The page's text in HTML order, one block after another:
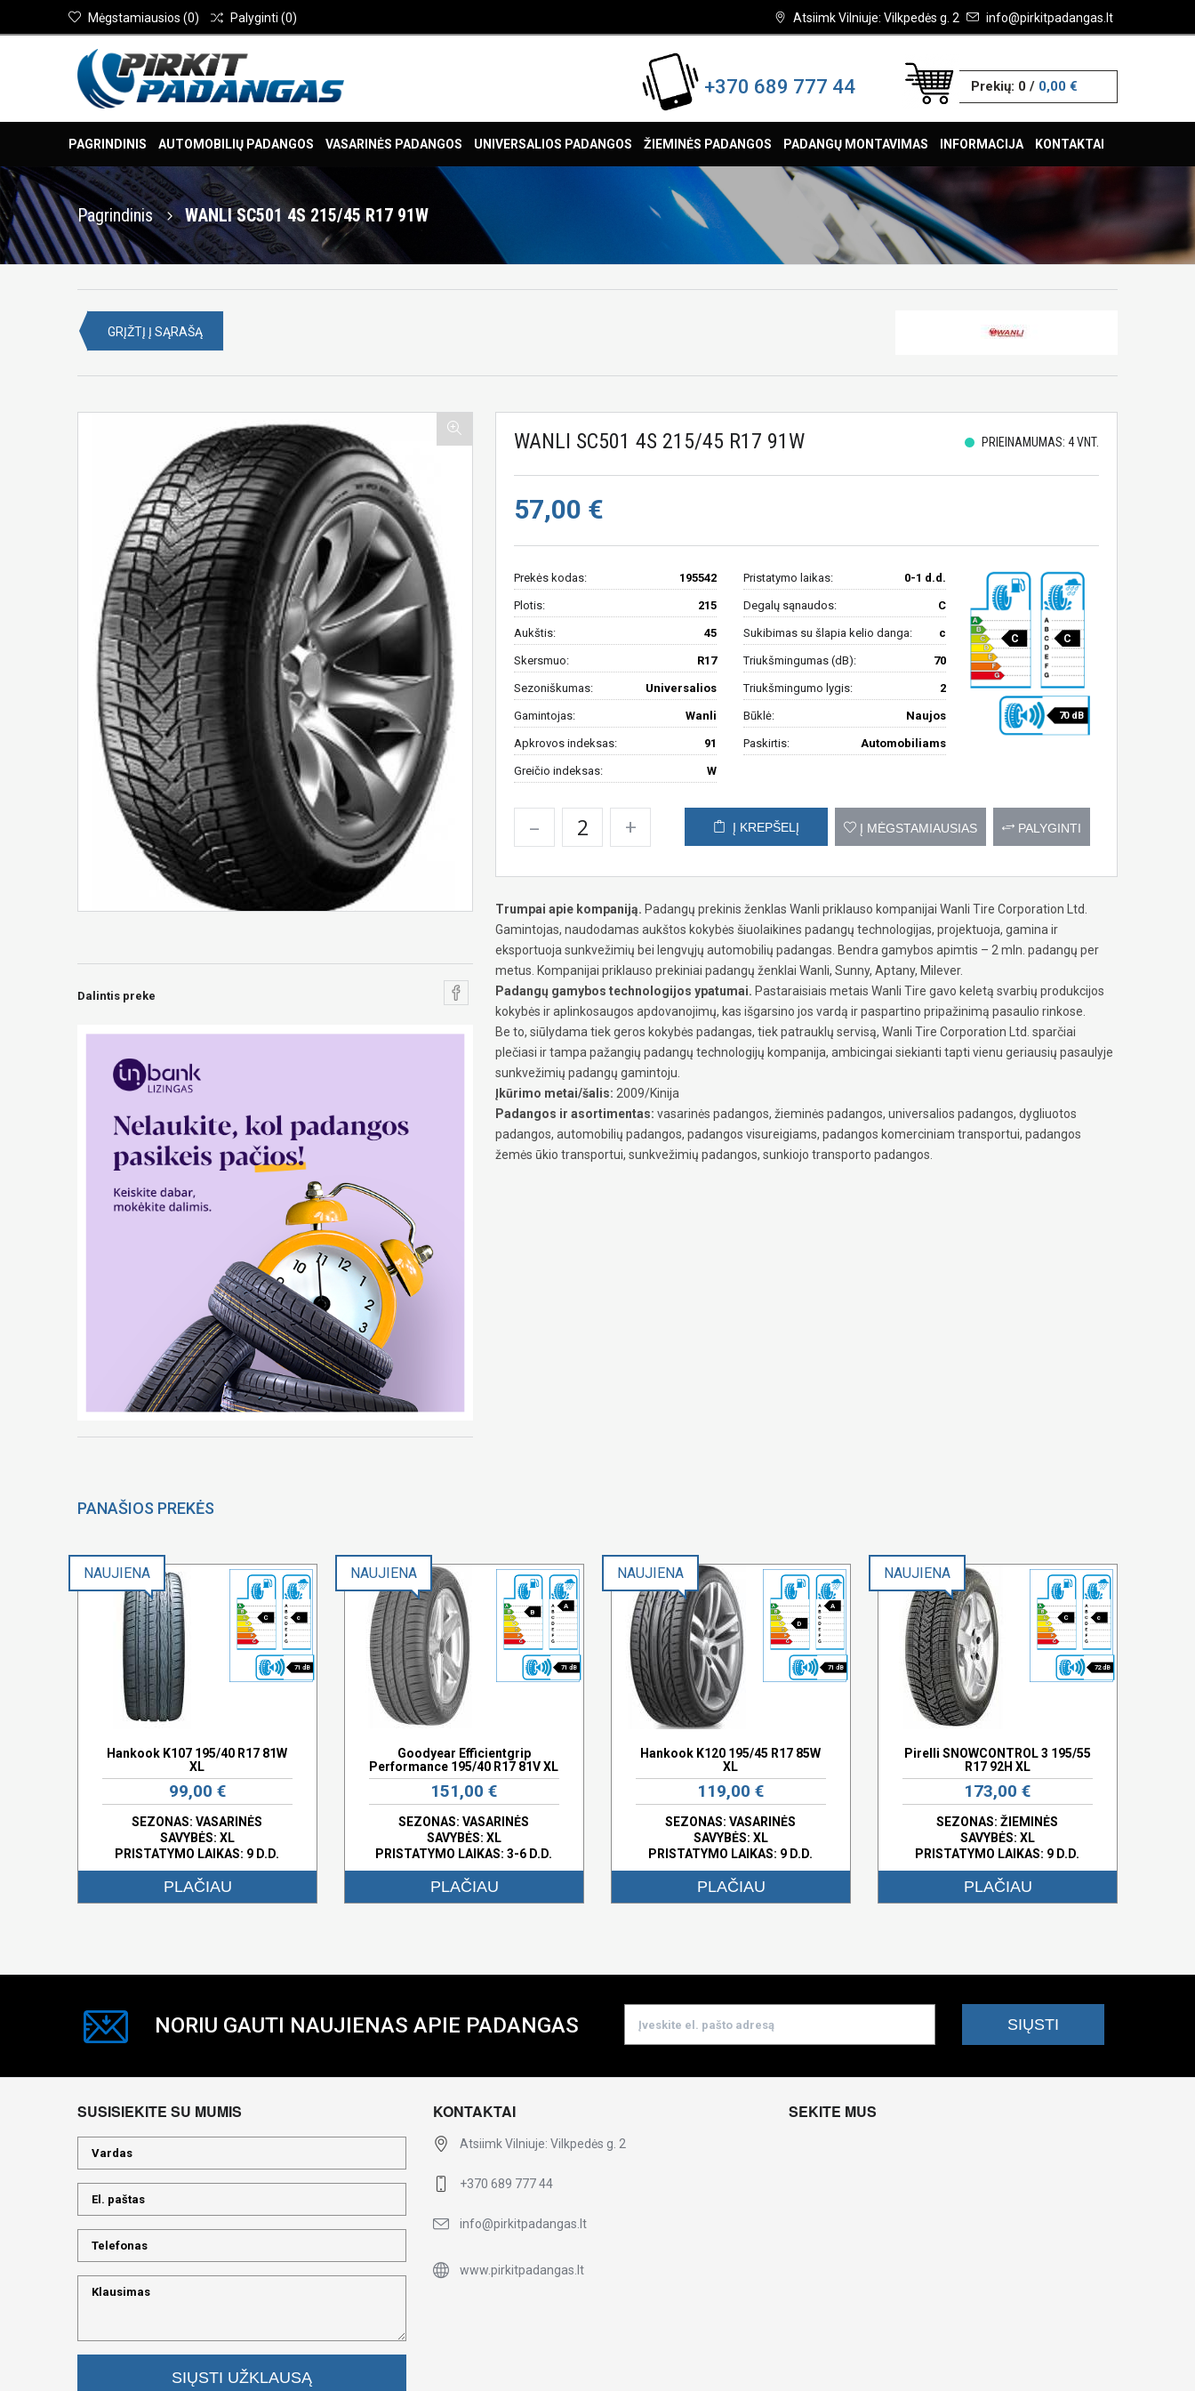
Atsiimk Vilniuje: Vilkpedės g. 2 info@pirkitpadangas.lt
Mėgstamiausios (0) Palyginti (0)
+370 689 777 44 Prekių: 0/ 0,00 €
PAGRINDINIS AUTOMOBILIŲ PADANGOS VASARINĖS PADANGOS UNIVERSALIOS PADANGOS ŽIEMINĖS PADANGOS PADANGŲ MONTAVIMAS INFORMACIJA KONTAKTAI
Pagrindinis WANLI SC501 4S 215/45 R17 91W
GRĮŽTĮ Į SĄRAŠĄ
Dalintis preke
WANLI SC501 4S 215/45 R17 91W PRIEINAMUMAS: 4 VNT.
57,00 €
Prekės kodas: 195542 Pristatymo laikas: 0-1 d.d.
Plotis: 215
Aukštis: 45
Skersmuo: R17
Sezoniškumas: Universalios
Gamintojas: Wanli
Apkrovos indeksas: 91
Greičio indeksas: W
Degalų sąnaudos: C
Sukibimas su šlapia kelio danga: c
Triukšmingumas (dB): 70
Triukšmingumo lygis: 2
Būklė: Naujos
Paskirtis: Automobiliams
C C
70 dB
– + Į KREPŠELĮ Į MĖGSTAMIAUSIAS PALYGINTI
Trumpai apie kompaniją. Padangų prekinis ženklas Wanli priklauso kompanijai Wanli Tire Corporation Ltd.
Gamintojas, naudodamas aukštos kokybės šiuolaikines padangų technologijas, projektuoja, gamina ir
eksportuoja sunkvežimių bei lengvųjų automobilių padangas. Bendra gamybos apimtis – 2 mln. padangų per
metus. Kompanijai priklauso prekiniai padangų ženklai Wanli, Sunny, Aptany, Milever.
Padangų gamybos technologijos ypatumai. Pastaraisiais metais Wanli Tire gavo keletą svarbių produkcijos
kokybės ir aplinkosaugos apdovanojimų, kas išgarsino jos vardą ir paspartino pripažinimą pasaulio rinkose.
Be to, siūlydama tiek geros kokybės padangas, tiek patrauklų servisą, Wanli Tire Corporation Ltd. sparčiai
plečiasi ir tampa pažangių padangų technologijų kompanija, ambicingai siekianti tapti vienu geriausių pasaulyje
sunkvežimių padangų gamintoju.
Įkūrimo metai/šalis: 2009/Kinija
Padangos ir asortimentas: vasarinės padangos, žieminės padangos, universalios padangos, dygliuotos
padangos, automobilių padangos, padangos visureigiams, padangos komerciniam transportui, padangos
žemės ūkio transportui, sunkvežimių padangos, sunkiojo transporto padangos.
PANAŠIOS PREKĖS
C c
71 dB
NAUJIENA
Hankook K107 195/40 R17 81W
XL
99,00 €
SEZONAS: VASARINĖS
SAVYBĖS: XL
PRISTATYMO LAIKAS: 9 D.D.
PLAČIAU
B
A
71 dB
NAUJIENA
Goodyear Efficientgrip
Performance 195/40 R17 81V XL
151,00 €
SEZONAS: VASARINĖS
SAVYBĖS: XL
PRISTATYMO LAIKAS: 3-6 D.D.
PLAČIAU
D
A
71 dB
NAUJIENA
Hankook K120 195/45 R17 85W
XL
119,00 €
SEZONAS: VASARINĖS
SAVYBĖS: XL
PRISTATYMO LAIKAS: 9 D.D.
PLAČIAU
C c
72 dB
NAUJIENA
Pirelli SNOWCONTROL 3 195/55
R17 92H XL
173,00 €
SEZONAS: ŽIEMINĖS
SAVYBĖS: XL
PRISTATYMO LAIKAS: 9 D.D.
PLAČIAU
NORIU GAUTI NAUJIENAS APIE PADANGAS
SUSISIEKITE SU MUMIS
SIŲSTI UŽKLAUSĄ
KONTAKTAI
Atsiimk Vilniuje: Vilkpedės g. 2
+370 689 777 44
info@pirkitpadangas.lt
www.pirkitpadangas.lt
SEKITE MUS